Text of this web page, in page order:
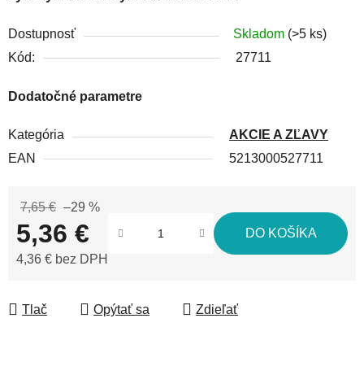
Dostupnosť Skladom (>5 ks)
Kód:
27711
Dodatočné parametre
Kategória
AKCIE A ZĽAVY
EAN
5213000527711
7,65 € –29 %
5,36 €
4,36 € bez DPH
DO KOŠÍKA
Tlač Opýtať sa Zdieľať